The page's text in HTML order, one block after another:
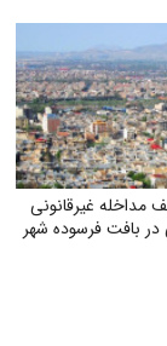
مداخله غیرقانونی
در بافت فرسوده شهر